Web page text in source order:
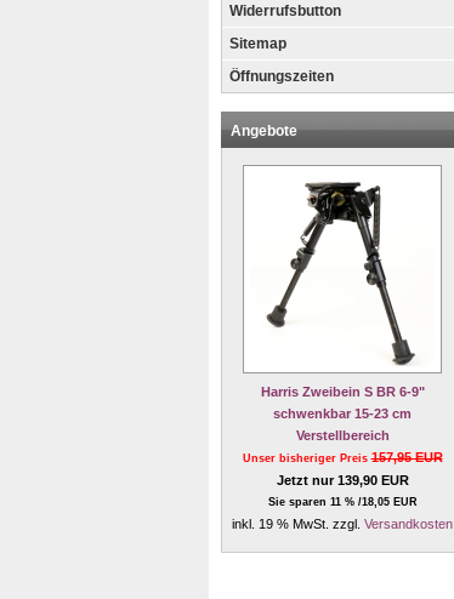
Widerrufsbutton
Sitemap
Öffnungszeiten
Angebote
Harris Zweibein S BR 6-9"
schwenkbar 15-23 cm
Verstellbereich
Unser bisheriger Preis157,95 EUR
Jetzt nur 139,90 EUR
Sie sparen 11 % /18,05 EUR
inkl. 19 % MwSt. zzgl. Versandkosten